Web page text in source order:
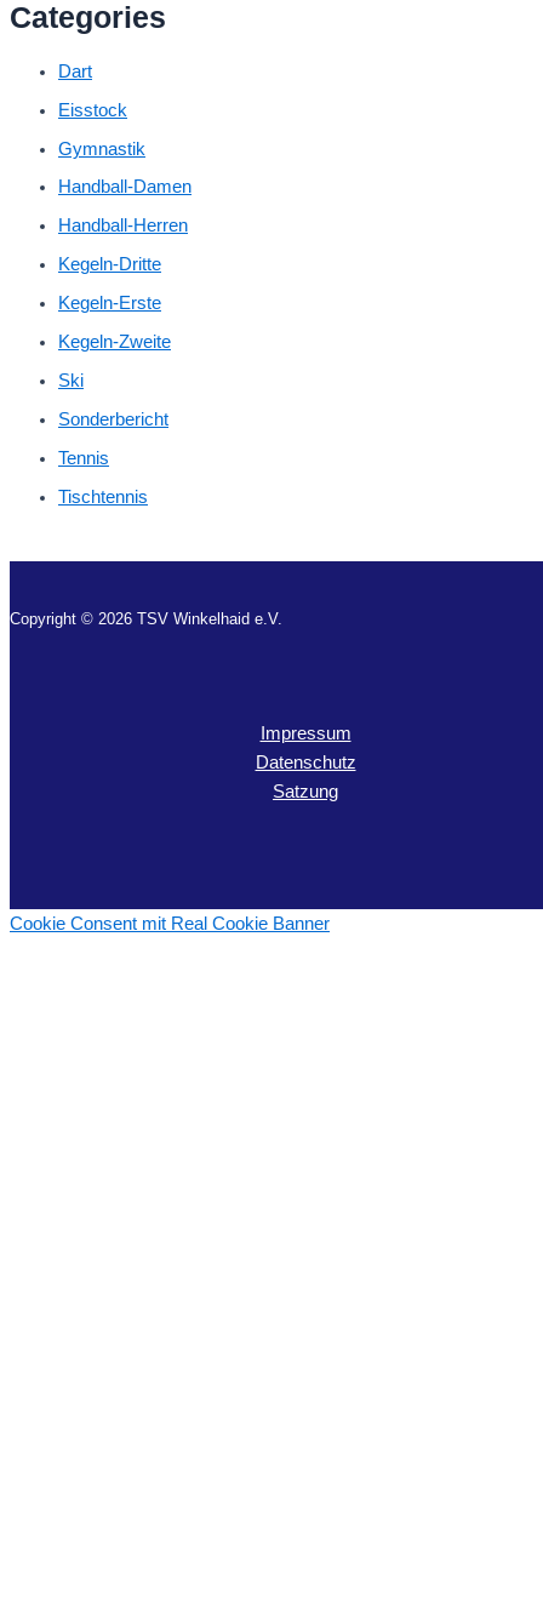
Categories
Dart
Eisstock
Gymnastik
Handball-Damen
Handball-Herren
Kegeln-Dritte
Kegeln-Erste
Kegeln-Zweite
Ski
Sonderbericht
Tennis
Tischtennis
Copyright © 2026 TSV Winkelhaid e.V.
Impressum
Datenschutz
Satzung
Cookie Consent mit Real Cookie Banner